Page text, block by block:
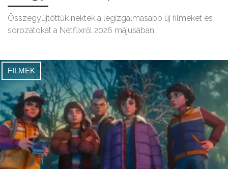
Összegyűjtöttük nektek a legizgalmasabb új filmeket és
sorozatokat a Netflixről 2026 májusában.
FILMEK